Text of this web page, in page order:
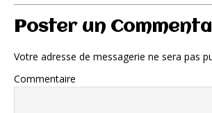
Poster un
Votre adresse de messagerie ne sera pas
Commentaire